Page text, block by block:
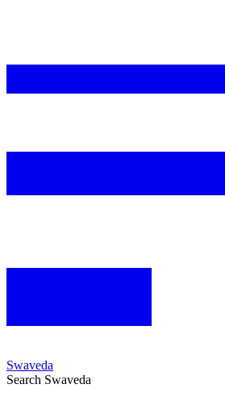
Swaveda
Search Swaveda